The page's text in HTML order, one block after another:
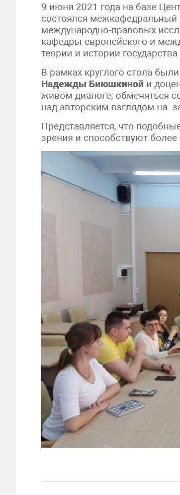
9 июня 2021 года на базе
состоялся
международно-правовых
кафедры европейского и
теории и истории
В рамках круглого стола
Надежды Биюшкиной и
живом диалоге, обменяться
над авторским взглядом на
Представляется, что
зрения и способствуют